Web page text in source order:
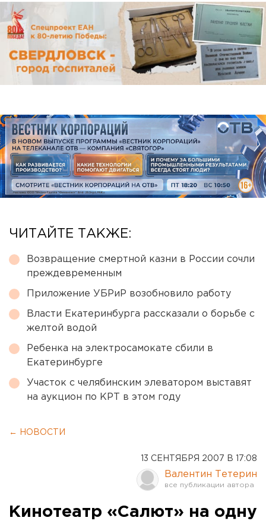
ЧИТАЙТЕ ТАКЖЕ:
Возвращение смертной казни в России сочли
преждевременным
Приложение УБРиР возобновило работу
Власти Екатеринбурга рассказали о борьбе с
желтой водой
Ребенка на электросамокате сбили в
Екатеринбурге
Участок с челябинским элеватором выставят
на аукцион по КРТ в этом году
← НОВОСТИ
13 СЕНТЯБРЯ 2007 В 17:08
Валентин Тетерин
Кинотеатр «Салют» на одну